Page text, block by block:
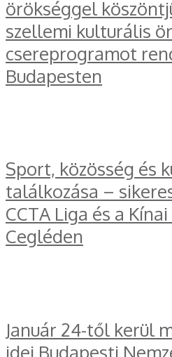
örökséggel
szellemi kulturális
csereprogramot
Budapesten
Sport, közösség és
találkozása –
CCTA Liga és a
Cegléden
Január 24-től kerül
idei Budapesti